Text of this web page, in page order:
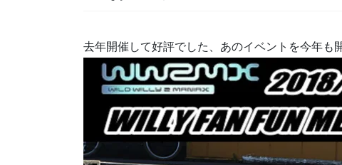
去年開催して好評でした、あのイベントを今年も